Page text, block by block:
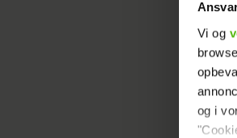
Vi og
og i